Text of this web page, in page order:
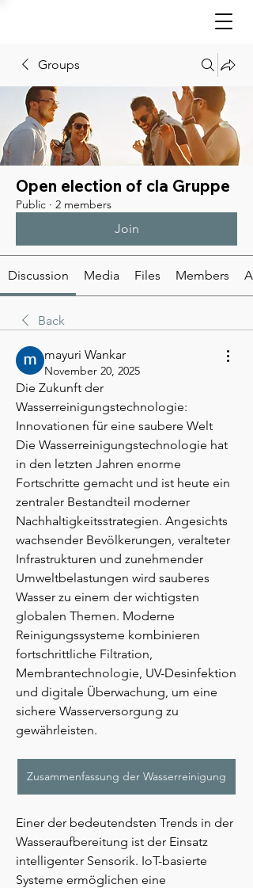
Groups
Open election of cla Gruppe
Public · 2 members
Join
Discussion Media Files Members
Back
mayuri Wankar
November 20, 2025
Die Zukunft der
Wasserreinigungstechnologie:
Innovationen für eine saubere Welt
Die Wasserreinigungstechnologie hat
in den letzten Jahren enorme
Fortschritte gemacht und ist heute ein
zentraler Bestandteil moderner
Nachhaltigkeitsstrategien. Angesichts
wachsender Bevölkerungen, veralteter
Infrastrukturen und zunehmender
Umweltbelastungen wird sauberes
Wasser zu einem der wichtigsten
globalen Themen. Moderne
Reinigungssysteme kombinieren
fortschrittliche Filtration,
Membrantechnologie, UV-Desinfektion
und digitale Überwachung, um eine
sichere Wasserversorgung zu
gewährleisten.
Zusammenfassung der Wasserreinigung
Einer der bedeutendsten Trends in der
Wasseraufbereitung ist der Einsatz
intelligenter Sensorik. IoT-basierte
Systeme ermöglichen eine